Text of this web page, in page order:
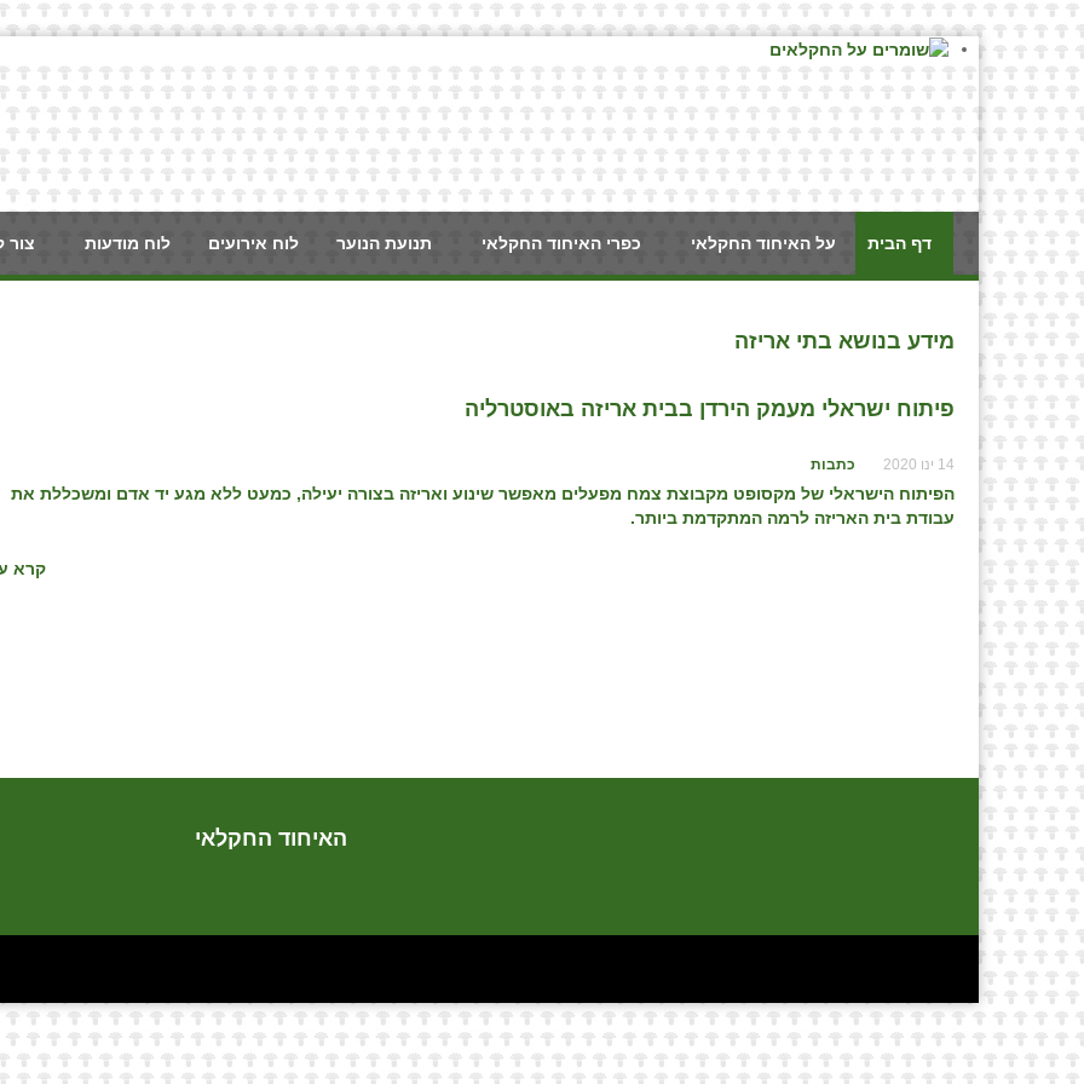
דף הבית על האיחוד החקלאי כפרי האיחוד החקלאי תנועת הנוער לוח אירועים לוח מודעות צור
מידע בנושא בתי אריזה
פיתוח ישראלי מעמק הירדן בבית אריזה באוסטרליה
14 ינו 2020 כתבות
הפיתוח הישראלי של מקסופט מקבוצת צמח מפעלים מאפשר שינוע ואריזה בצורה יעילה, כמעט ללא מגע יד אדם ומשכללת את
עבודת בית האריזה לרמה המתקדמת ביותר.
קרא
האיחוד החקלאי